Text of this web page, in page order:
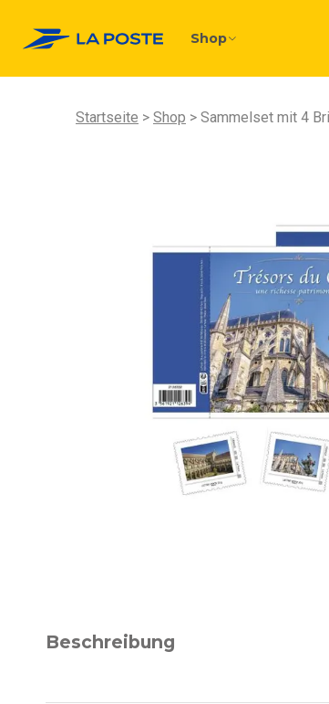
Shop
Startseite Shop Sammelset mit 4
Beschreibung